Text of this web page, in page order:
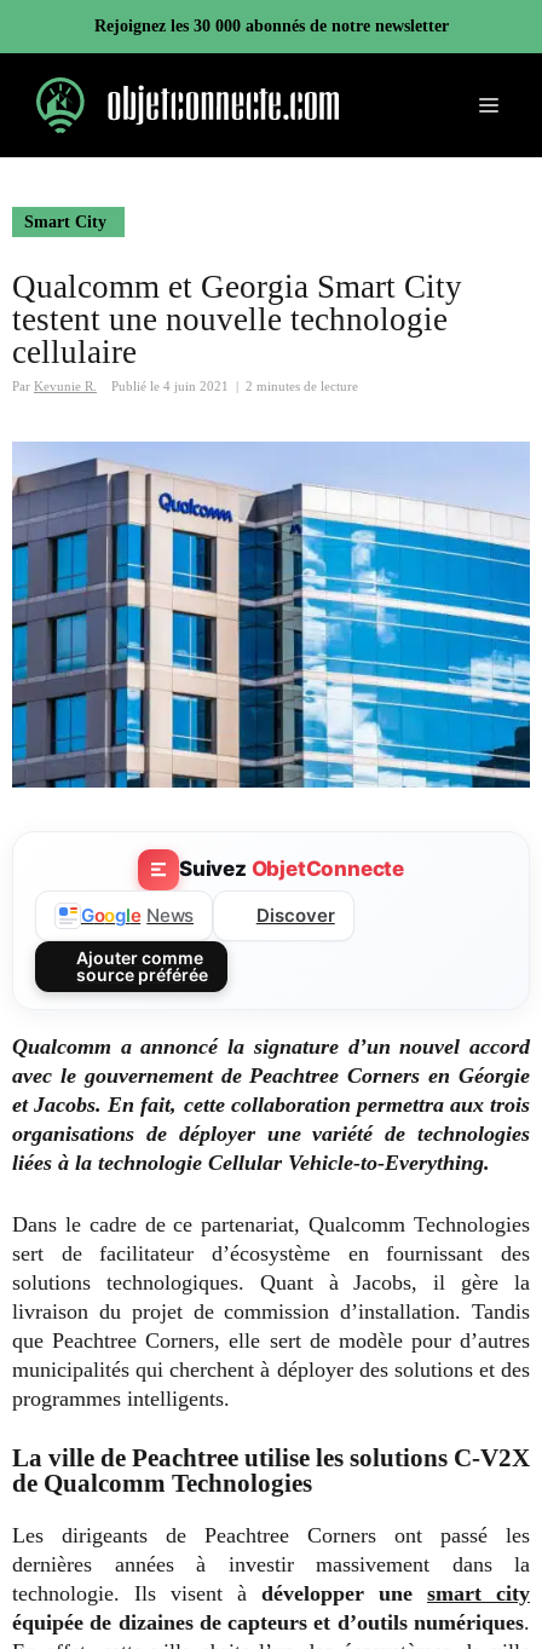
contenu
Rejoignez les 30 000 abonnés de notre newsletter
Menu
Smart City
Qualcomm et Georgia Smart City
testent une nouvelle technologie
cellulaire
Par Kevunie R. Publié le 4 juin 2021 2 minutes de lecture
Suivez ObjetConnecte
Google News Discover
Ajouter comme
source préférée
Qualcomm a annoncé la signature d’un nouvel accord
avec le gouvernement de Peachtree Corners en Géorgie
et Jacobs. En fait, cette collaboration permettra aux trois
organisations de déployer une variété de technologies
liées à la technologie Cellular Vehicle-to-Everything.
Dans le cadre de ce partenariat, Qualcomm Technologies
sert de facilitateur d’écosystème en fournissant des
solutions technologiques. Quant à Jacobs, il gère la
livraison du projet de commission d’installation. Tandis
que Peachtree Corners, elle sert de modèle pour d’autres
municipalités qui cherchent à déployer des solutions et des
programmes intelligents.
La ville de Peachtree utilise les solutions C-V2X
de Qualcomm Technologies
Les dirigeants de Peachtree Corners ont passé les
dernières années à investir massivement dans la
technologie. Ils visent à développer une smart city
équipée de dizaines de capteurs et d’outils numériques.